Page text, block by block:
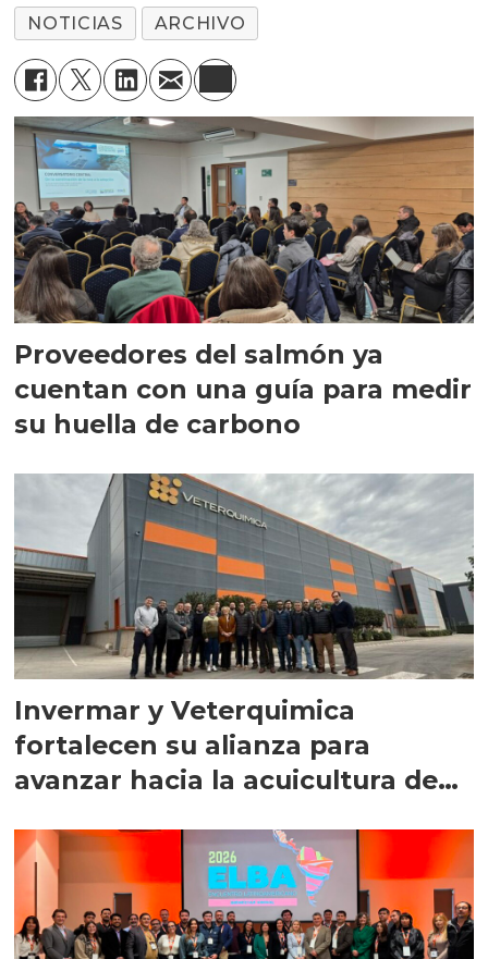
NOTICIAS ARCHIVO
Proveedores del salmón ya
cuentan con una guía para medir
su huella de carbono
Invermar y Veterquimica
fortalecen su alianza para
avanzar hacia la acuicultura de